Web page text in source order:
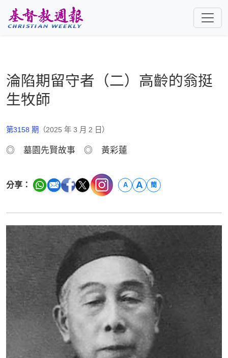
淪陷期留守者（二）高齡的翁挺
生牧師
第3158 期 （2025 年 3 月 2 日）
◎ 墓園先賢故事 ◎ 黃彩蓮
分享： A A 簡